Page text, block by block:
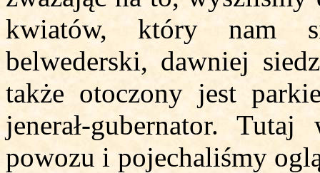
kwiatów, który nam
belwederski, dawniej
także otoczony jest
jenerał-gubernator.
powozu i pojechaliśmy